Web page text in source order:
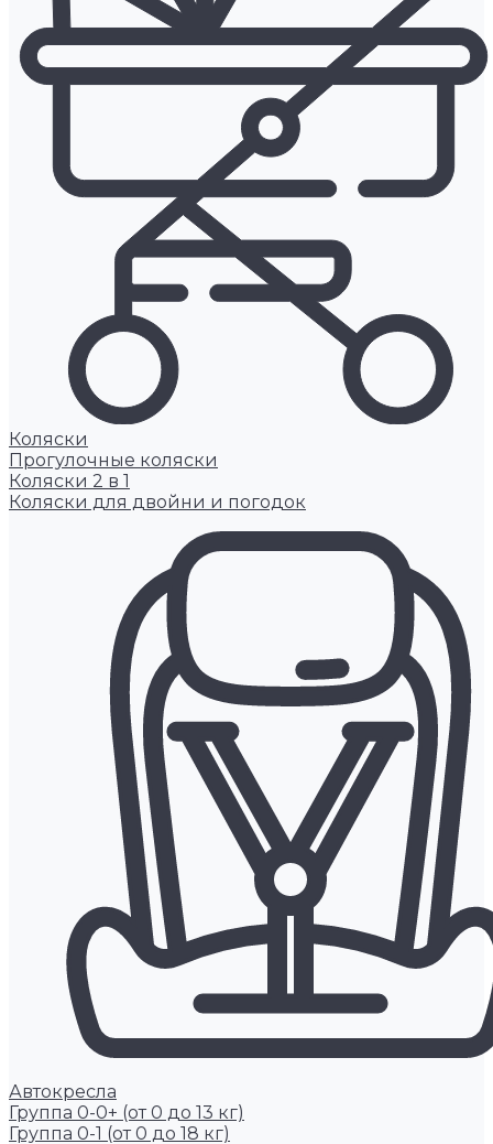
Коляски
Прогулочные коляски
Коляски 2 в 1
Коляски для двойни и погодок
Автокресла
Группа 0-0+ (от 0 до 13 кг)
Группа 0-1 (от 0 до 18 кг)